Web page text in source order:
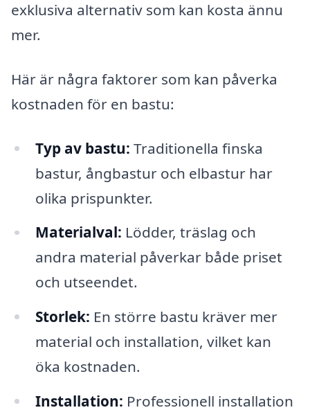
exklusiva alternativ som kan kosta ännu
mer.
Här är några faktorer som kan påverka
kostnaden för en bastu:
Typ av bastu: Traditionella finska
bastur, ångbastur och elbastur har
olika prispunkter.
Materialval: Lödder, träslag och
andra material påverkar både priset
och utseendet.
Storlek: En större bastu kräver mer
material och installation, vilket kan
öka kostnaden.
Installation: Professionell installation